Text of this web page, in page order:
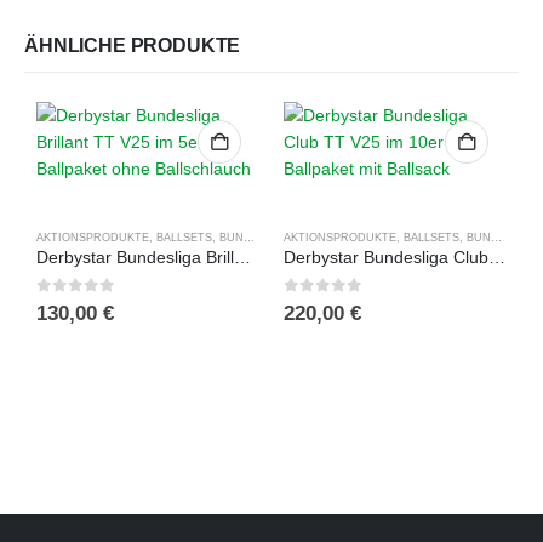
ÄHNLICHE PRODUKTE
AKTIONSPRODUKTE BALLSETS BUNDESLIGA BÄLLE ,DERBYSTAR ,FUSSBÄLLE ,
0 out of 5
130,00 €
AKTIONSPRODUKTE BALLSETS BUNDESLIGA BÄLLE
0out of 5
220,00 €